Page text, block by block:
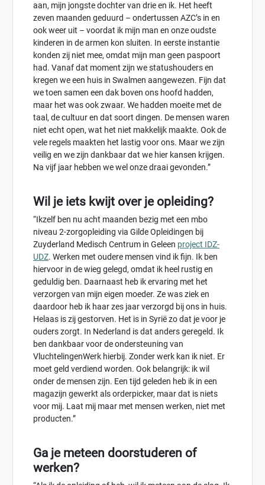
aan, mijn jongste dochter van drie en ik. Het heeft
zeven maanden geduurd – ondertussen AZC’s in en
ook weer uit – voordat ik mijn man en onze oudste
kinderen in de armen kon sluiten. In eerste instantie
konden zij niet mee, omdat mijn man geen paspoort
had. Vanaf dat moment zijn we statushouders en
kregen we een huis in Swalmen aangewezen. Fijn dat
we toen samen een dak boven ons hoofd hadden,
maar het was ook zwaar. We hadden moeite met de
taal, de cultuur en dat soort dingen. De mensen waren
niet echt open, wat het niet makkelijk maakte. Ook de
vele regels maakten het lastig voor ons. Maar we zijn
veilig en we zijn dankbaar dat we hier kansen krijgen.
Na vijf jaar hebben we wel onze draai gevonden.”
Wil je iets kwijt over je opleiding?
“Ikzelf ben nu acht maanden bezig met een mbo
niveau 2-zorgopleiding via Gilde Opleidingen bij
Zuyderland Medisch Centrum in Geleen project IDZ-
UDZ. Werken met oudere mensen vind ik fijn. Ik ben
hiervoor in de wieg gelegd, omdat ik heel rustig en
geduldig ben. Daarnaast heb ik ervaring met het
verzorgen van mijn eigen moeder. Ze was ziek en
daardoor heb ik haar zes jaar verzorgd bij ons in huis.
Helaas is zij gestorven. Het is in Syrië zo dat je voor je
ouders zorgt. In Nederland is dat anders geregeld. Ik
ben dankbaar voor de ondersteuning van
VluchtelingenWerk hierbij. Zonder werk kan ik niet. Er
moet geld verdiend worden. Ook belangrijk: ik wil
onder de mensen zijn. Een tijd geleden heb ik in een
magazijn gewerkt als orderpicker, maar dat is niets
voor mij. Laat mij maar met mensen werken, niet met
producten.”
Ga je meteen doorstuderen of
werken?